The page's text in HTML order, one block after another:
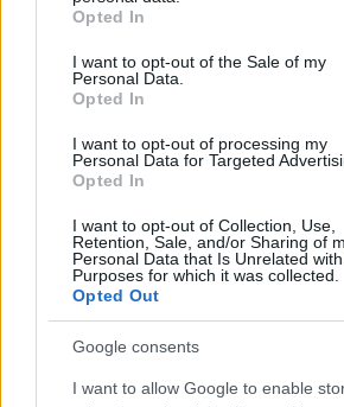
grant or deny consent to Google and its
use your data for below specified
consent section.
Opted In
I want to opt-out of the Sale of my
Personal Data.
Opted In
I want to opt-out of processing my
Personal Data for Targeted
Opted In
I want to opt-out of Collection, Use,
Retention, Sale, and/or Sharing of
Personal Data that Is Unrelated
Purposes for which it was collected.
Opted Out
Google consents
I want to allow Google to enable